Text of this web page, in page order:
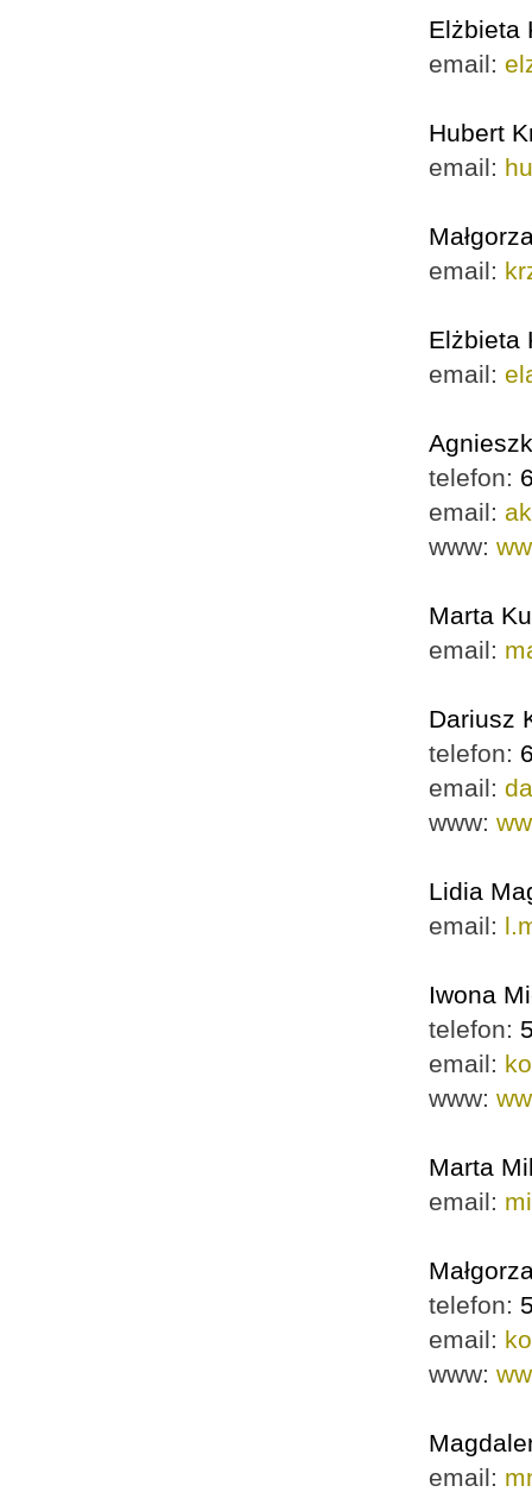
Elżbieta
email:
Hubert
email:
email:
Elżbieta
email:
telefon:
email:
www:
Marta
email:
Dariusz
telefon:
email:
www:
Lidia
email:
Iwona
telefon:
email:
www:
Marta
email:
telefon:
email:
www:
email: